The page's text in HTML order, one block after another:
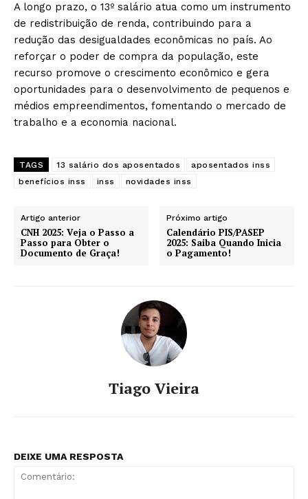
A longo prazo, o 13º salário atua como um instrumento
de redistribuição de renda, contribuindo para a
redução das desigualdades econômicas no país. Ao
reforçar o poder de compra da população, este
recurso promove o crescimento econômico e gera
oportunidades para o desenvolvimento de pequenos e
médios empreendimentos, fomentando o mercado de
trabalho e a economia nacional.
TAGS 13 salário dos aposentados
aposentados inss
benefícios inss
inss novidades inss
Artigo anterior
CNH 2025: Veja o Passo a
Passo para Obter o
Documento de Graça!
Próximo artigo
Calendário PIS/PASEP
2025: Saiba Quando Inicia
o Pagamento!
Tiago Vieira
DEIXE UMA RESPOSTA